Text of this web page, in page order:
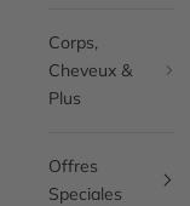
Corps,
Cheveux &
Plus
Offres
Speciales